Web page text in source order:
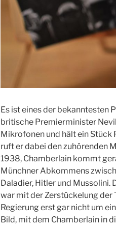
Es ist eines der bekanntesten
britische Premierminister
Mikrofonen und hält ein Stück
ruft er dabei den zuhörenden
1938, Chamberlain kommt
Münchner Abkommens
Daladier, Hitler und
war mit der Zerstückelung der
Regierung erst gar nicht um
Bild, mit dem Chamberlain in